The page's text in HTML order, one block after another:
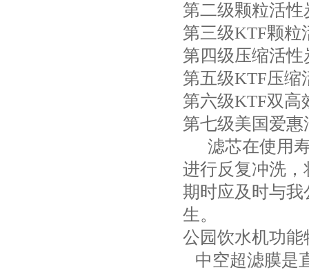
第二级颗粒活性
第三级KTF颗粒
第四级压缩活性
第五级KTF压缩
第六级KTF双高
第七级美国爱惠
滤芯在使用寿
进行反复冲洗
期时应及时与
生。
公园饮水机功能
中空超滤膜是